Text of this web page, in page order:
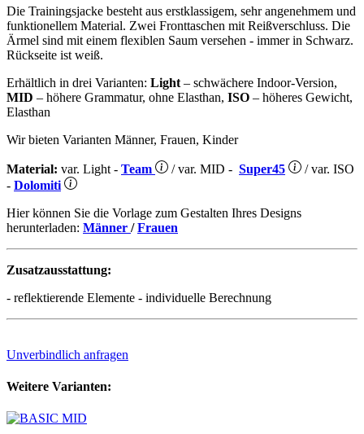
Die Trainingsjacke besteht aus erstklassigem, sehr angenehmem und
funktionellem Material. Zwei Fronttaschen mit Reißverschluss. Die
Ärmel sind mit einem flexiblen Saum versehen - immer in Schwarz.
Rückseite ist weiß.
Erhältlich in drei Varianten: Light – schwächere Indoor-Version,
MID – höhere Grammatur, ohne Elasthan, ISO – höheres Gewicht,
Elasthan
Wir bieten Varianten Männer, Frauen, Kinder
Material: var. Light - Team / var. MID - Super45
/ var. ISO
- Dolomiti
Hier können Sie die Vorlage zum Gestalten Ihres Designs
herunterladen: Männer /Frauen
Zusatzausstattung:
- reflektierende Elemente - individuelle Berechnung
Unverbindlich anfragen
Weitere Varianten: